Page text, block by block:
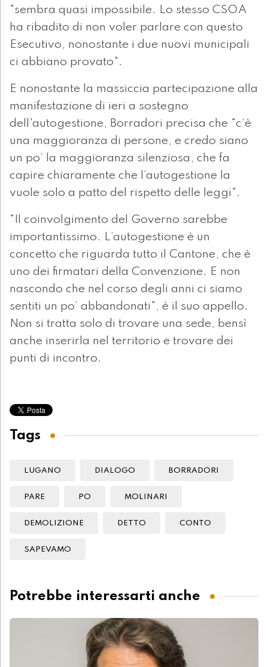
"sembra quasi impossibile. Lo stesso CSOA
ha ribadito di non voler parlare con questo
Esecutivo, nonostante i due nuovi municipali
ci abbiano provato".
E nonostante la massiccia partecipazione alla
manifestazione di ieri a sostegno
dell'autogestione, Borradori precisa che "c’è
una maggioranza di persone, e credo siano
un po’ la maggioranza silenziosa, che fa
capire chiaramente che l’autogestione la
vuole solo a patto del rispetto delle leggi".
"Il coinvolgimento del Governo sarebbe
importantissimo. L’autogestione è un
concetto che riguarda tutto il Cantone, che è
uno dei firmatari della Convenzione. E non
nascondo che nel corso degli anni ci siamo
sentiti un po’ abbandonati", è il suo appello.
Non si tratta solo di trovare una sede, bensì
anche inserirla nel territorio e trovare dei
punti di incontro.
Tags
LUGANO DIALOGO BORRADORI
PARE PO MOLINARI
DEMOLIZIONE DETTO CONTO
SAPEVAMO
Potrebbe interessarti anche